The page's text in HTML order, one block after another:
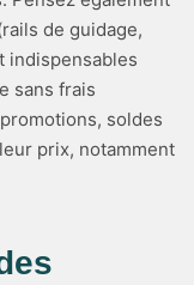
de guidage,
indispensables
sans frais
soldes
prix, notamment